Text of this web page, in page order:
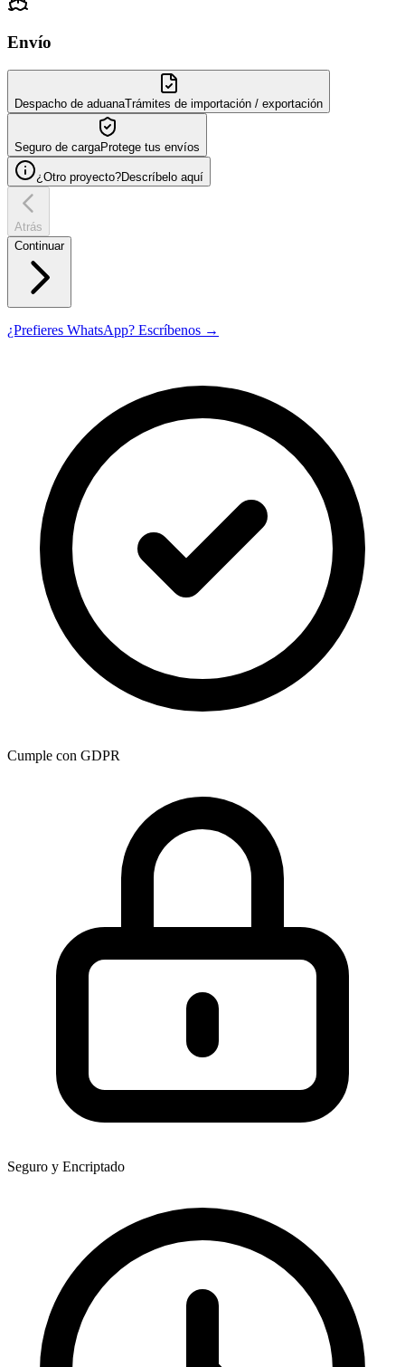
Envío
Despacho de aduanaTrámites de importación / exportación
Seguro de cargaProtege tus envíos
¿Otro proyecto?Descríbelo aquí
Atrás
Continuar
¿Prefieres WhatsApp? Escríbenos →
Cumple con GDPR
Seguro y Encriptado